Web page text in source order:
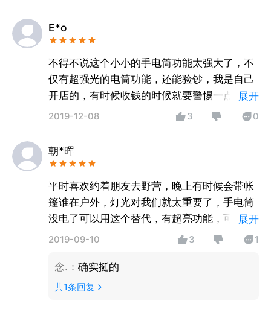
心。
E*o
不得不说这个小小的手电筒功能太强大了，不
仅有超强光的电筒功能，还能验钞，我是自己
开店的，有时候收钱的时候就要警惕一点，看
看有没有受到假钞，所以每次我都会用这个照
果，像特效闪光灯有时候聚会的时候炒炒气
氛。
展开
2019-12-08 3 0
朝*晖
平时喜欢约着朋友去野营，晚上有时候会带帐
篷谁在户外，灯光对我们就太重要了，手电筒
没电了可以用这个替代，有超亮功能，可以在
黑暗中发出强烈的光，而且也不怎么费电，上
合户外。
展开
2019-09-10 3 1
念. ： 确实挺的
共1条回复